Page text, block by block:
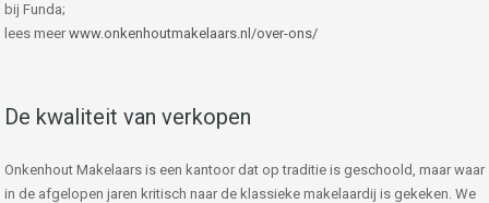
bij Funda;
lees meer www.onkenhoutmakelaars.nl/over-ons/
De kwaliteit van verkopen
Onkenhout Makelaars is een kantoor dat op traditie is geschoold, maar waar
in de afgelopen jaren kritisch naar de klassieke makelaardij is gekeken. We